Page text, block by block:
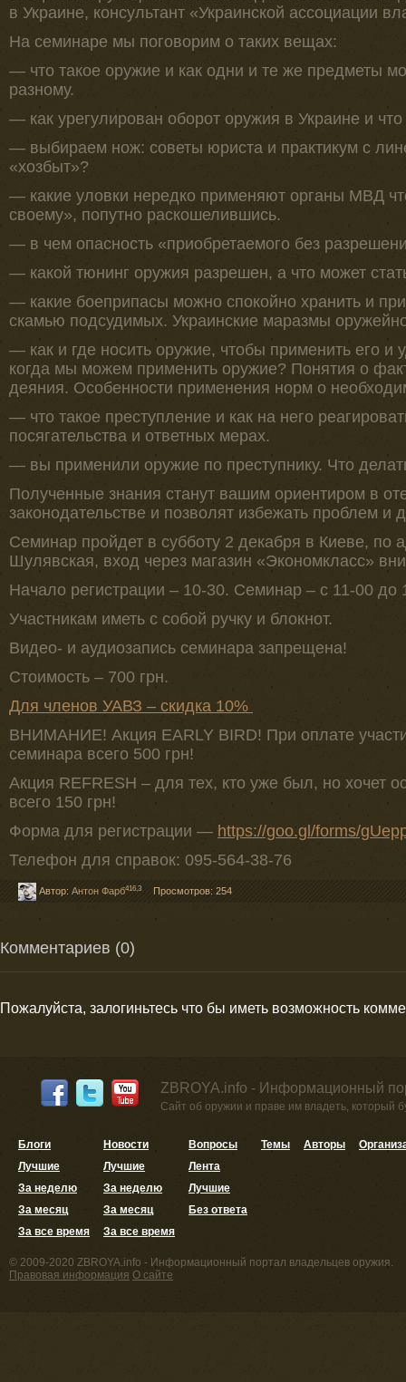
в Украине, консультант «Украинской ассоциации
На семинаре мы поговорим о таких вещах:
— что такое оружие и как одни и те же предметы
разному.
— как урегулирован оборот оружия в Украине и
— выбираем нож: советы юриста и практикум с
«хозбыт»?
— какие уловки нередко применяют органы МВД
своему», попутно раскошелившись.
— в чем опасность «приобретаемого без
— какой тюнинг оружия разрешен, а что может
— какие боеприпасы можно спокойно хранить и
скамью подсудимых. Украинские маразмы
— как и где носить оружие, чтобы применить его и
когда мы можем применить оружие? Понятия о
деяния. Особенности применения норм о
— что такое преступление и как на него
посягательства и ответных мерах.
— вы применили оружие по преступнику. Что
Полученные знания станут вашим ориентиром в
законодательстве и позволят избежать проблем и
Семинар пройдет в субботу 2 декабря в Киеве, по
Шулявская, вход через магазин «Экономкласс»
Начало регистрации – 10-30. Семинар – с 11-00 до
Участникам иметь с собой ручку и блокнот.
Видео- и аудиозапись семинара запрещена!
Стоимость – 700 грн.
Для членов УАВЗ – скидка 10%
ВНИМАНИЕ! Акция EARLY BIRD! При оплате
семинара всего 500 грн!
Акция REFRESH – для тех, кто уже был, но хочет
всего 150 грн!
Форма для регистрации — https://goo.gl/forms/
Телефон для справок: 095-564-38-76
Автор: Антон Фарб416,3 Просмотров: 254
Комментариев (0)
Пожалуйста, залогиньтесь что бы иметь возможность
ZBROYA.info - Информационный
Сайт об оружии и праве им владеть, который
Блоги
Лучшие
За неделю
За месяц
За все время
Новости
Лучшие
За неделю
За месяц
За все время
Вопросы
Лента
Лучшие
Без ответа
Темы Авторы
© 2009-2020 ZBROYA.info - Информационный портал владельцев оружия.
Правовая информация О сайте